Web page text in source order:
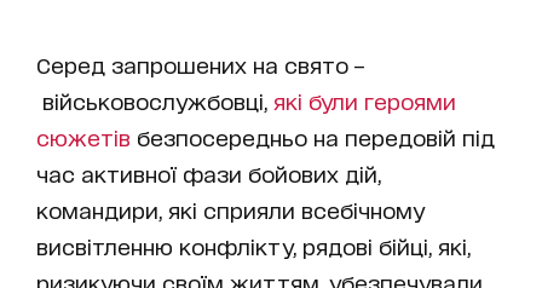
Серед запрошених на свято –
військовослужбовці, які були героями
сюжетів безпосередньо на передовій під
час активної фази бойових дій,
командири, які сприяли всебічному
висвітленню конфлікту, рядові бійці, які,
ризикуючи своїм життям, убезпечували